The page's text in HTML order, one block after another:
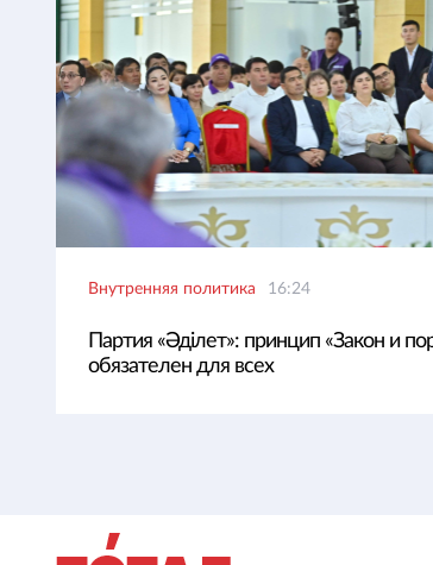
Внутренняя политика 16:24
Партия «Әділет»: принцип «Закон и
обязателен для всех